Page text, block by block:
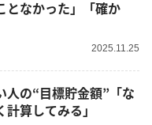
となかった」「確か
2025.11.25
人の“目標貯金額”「な
算してみる」